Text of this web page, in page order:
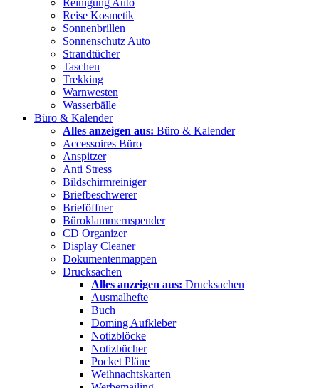
Reinigung Auto
Reise Kosmetik
Sonnenbrillen
Sonnenschutz Auto
Strandtücher
Taschen
Trekking
Warnwesten
Wasserbälle
Büro & Kalender
Alles anzeigen aus: Büro & Kalender
Accessoires Büro
Anspitzer
Anti Stress
Bildschirmreiniger
Briefbeschwerer
Brieföffner
Büroklammernspender
CD Organizer
Display Cleaner
Dokumentenmappen
Drucksachen
Alles anzeigen aus: Drucksachen
Ausmalhefte
Buch
Doming Aufkleber
Notizblöcke
Notizbücher
Pocket Pläne
Weihnachtskarten